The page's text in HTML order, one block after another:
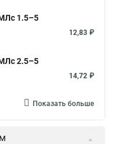
1.5–5
12,83 ₽
2.5–5
14,72 ₽
Показать больше